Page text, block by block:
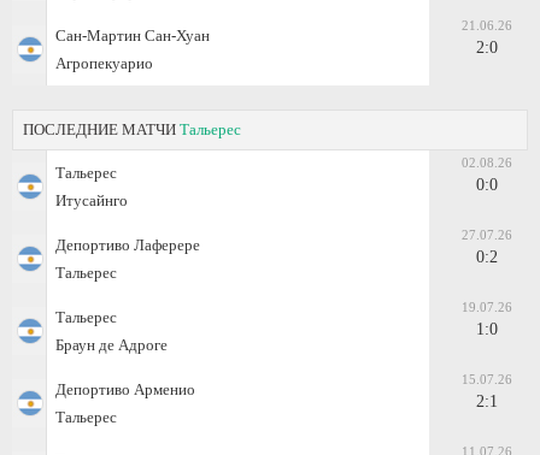
Сан-Мартин Сан-Хуан
Агропекуарио
21.06.26
2:0
ПОСЛЕДНИЕ МАТЧИ Тальерес
Тальерес
Итусайнго
02.08.26
0:0
Депортиво Лаферере
Тальерес
27.07.26
0:2
Тальерес
Браун де Адроге
19.07.26
1:0
Депортиво Арменио
Тальерес
15.07.26
2:1
11.07.26